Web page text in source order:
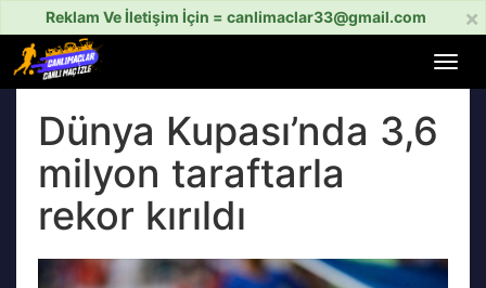
×
Reklam Ve İletişim İçin = canlimaclar33@gmail.com
aç
Dünya Kupası’nda 3,6
milyon taraftarla
rekor kırıldı